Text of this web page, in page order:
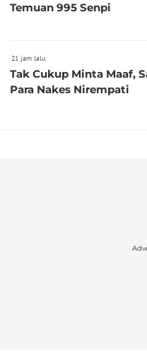
Temuan 995 Senpi
21 jam lalu
Tak Cukup Minta Maaf,
Para Nakes Nirempati